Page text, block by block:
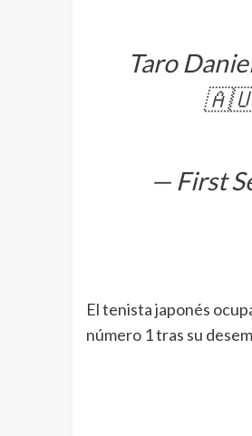
Taro
🇦🇺
— First
El tenista japonés
número 1 tras su